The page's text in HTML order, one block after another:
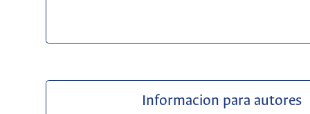
Informacion para autores